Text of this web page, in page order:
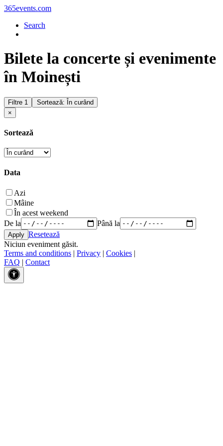
365events.com
Search
Bilete la concerte și evenimente
în Moinești
Filtre 1
Sortează: În curând
×
Sortează
Data
Azi
Mâine
În acest weekend
De la
Până la
Resetează
Niciun eveniment găsit.
Terms and conditions | Privacy | Cookies |
FAQ | Contact